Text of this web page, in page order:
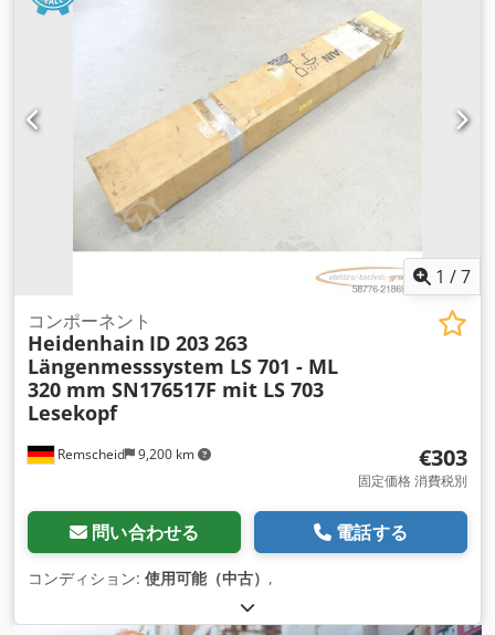
1 /7
Remscheid 9,200 km
コンポーネント
Heidenhain ID 203 263
Längenmesssystem LS 701 - ML
320 mm SN176517F mit LS 703
Lesekopf
€303
固定価格 消費税別
問い合わせる 電話する
コンディション: 使用可能（中古） ,